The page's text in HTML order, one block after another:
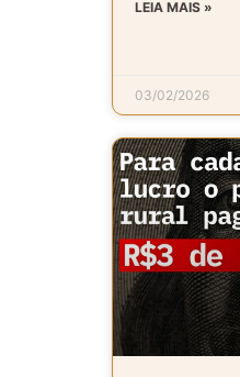
LEIA MAIS »
03/02/2026